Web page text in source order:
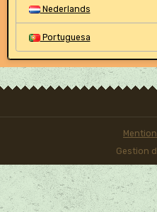
Nederlands
Portuguesa
Gestion